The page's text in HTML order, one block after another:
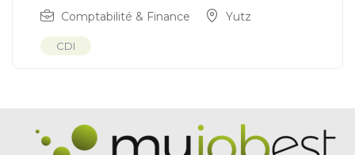
Comptabilité & Finance Yutz
CDI